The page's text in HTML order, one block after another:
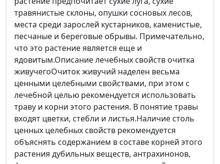
травянистые склоны, опушки сосновых лесов,
места среди зарослей кустарников, каменистые,
песчаные и береговые обрывы. Примечательно,
что это растение является еще и
ядовитым.Описание лечебных свойств очитка
живучегоОчиток живучий наделен весьма
ценными целебными свойствами, при этом с
лечебной целью рекомендуется использовать
траву и корни этого растения. В понятие травы
входят цветки, стебли и листья.Наличие столь
ценных целебных свойств рекомендуется
объяснять содержанием в составе корней этого
растения дубильных веществ, антрахинонов,